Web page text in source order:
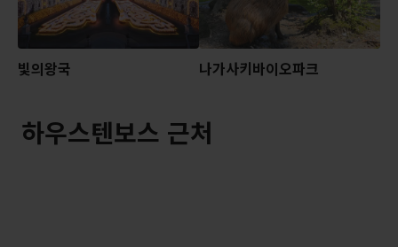
빛의왕국 나가사키바이오파크
하우스텐보스 근처